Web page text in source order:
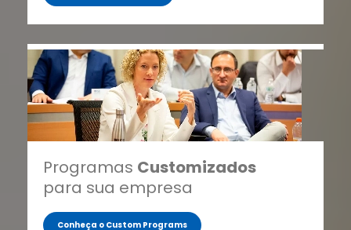
Programas Customizados
para sua empresa
Conheça o Custom Programs